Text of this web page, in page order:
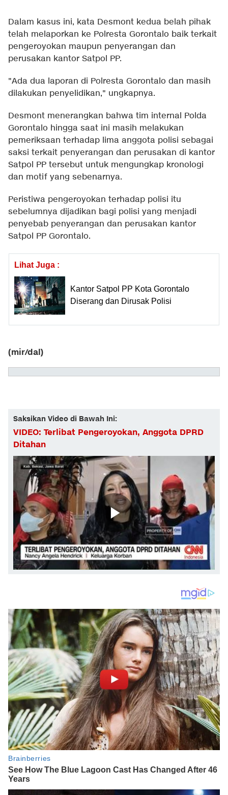
Dalam kasus ini, kata Desmont kedua belah pihak
telah melaporkan ke Polresta Gorontalo baik terkait
pengeroyokan maupun penyerangan dan
perusakan kantor Satpol PP.
"Ada dua laporan di Polresta Gorontalo dan masih
dilakukan penyelidikan," ungkapnya.
Desmont menerangkan bahwa tim internal Polda
Gorontalo hingga saat ini masih melakukan
pemeriksaan terhadap lima anggota polisi sebagai
saksi terkait penyerangan dan perusakan di kantor
Satpol PP tersebut untuk mengungkap kronologi
dan motif yang sebenarnya.
Peristiwa pengeroyokan terhadap polisi itu
sebelumnya dijadikan bagi polisi yang menjadi
penyebab penyerangan dan perusakan kantor
Satpol PP Gorontalo.
Lihat Juga :
Kantor Satpol PP Kota Gorontalo
Diserang dan Dirusak Polisi
(mir/dal)
Saksikan Video di Bawah Ini:
VIDEO: Terlibat Pengeroyokan, Anggota DPRD
Ditahan